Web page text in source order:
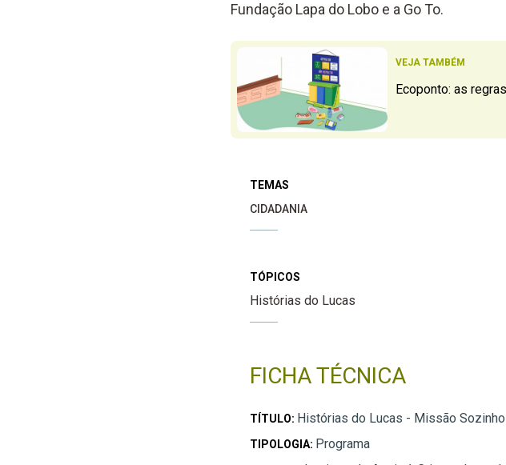
Fundação Lapa do Lobo e a Go To.
VEJA TAMBÉM
Ecoponto: as
TEMAS
CIDADANIA
TÓPICOS
Histórias do Lucas
FICHA TÉCNICA
TÍTULO: Histórias do Lucas - Missão
TIPOLOGIA: Programa